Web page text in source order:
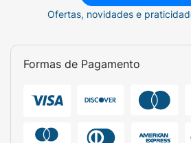
Ofertas, novidades e
Formas de Pagamento